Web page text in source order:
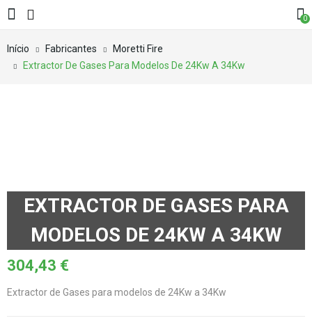
0
Início Fabricantes
Moretti Fire
Extractor De Gases Para Modelos De 24Kw A 34Kw
EXTRACTOR DE GASES PARA
MODELOS DE 24KW A 34KW
304,43 €
Extractor de Gases para modelos de 24Kw a 34Kw